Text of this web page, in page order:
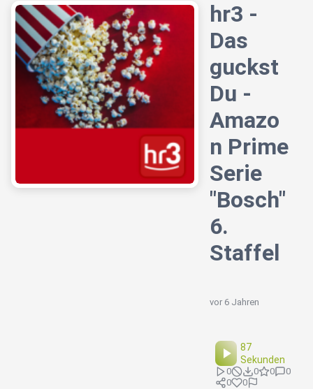
hr3 -
Das
guckst
Du -
Amazo
n Prime
Serie
"Bosch"
6.
Staffel
vor 6 Jahren
87
Sekunden
0 0 0
0
0
0